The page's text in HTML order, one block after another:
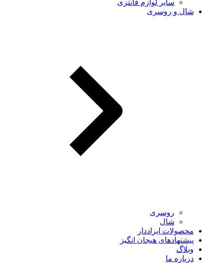
سایر لوازم فانتزی
شال و روسری
روسری
شال
محصولات ایراددار
پیشنهادهای هیجان انگیز
وبلاگ
درباره ما